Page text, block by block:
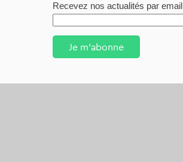
Recevez nos actualités par email
Je m'abonne